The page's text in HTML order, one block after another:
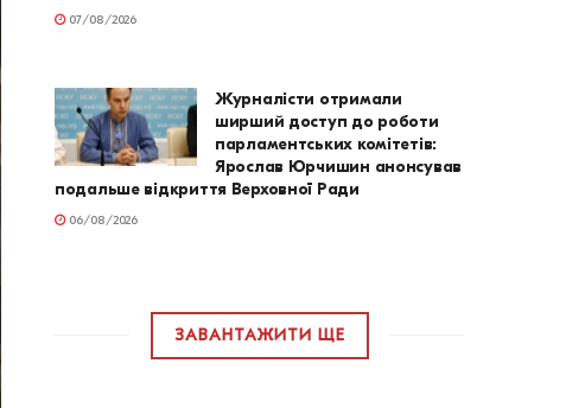
07/08/2026
Журналісти отримали
ширший доступ до роботи
парламентських комітетів:
Ярослав Юрчишин анонсував
подальше відкриття Верховної Ради
06/08/2026
ЗАВАНТАЖИТИ ЩЕ